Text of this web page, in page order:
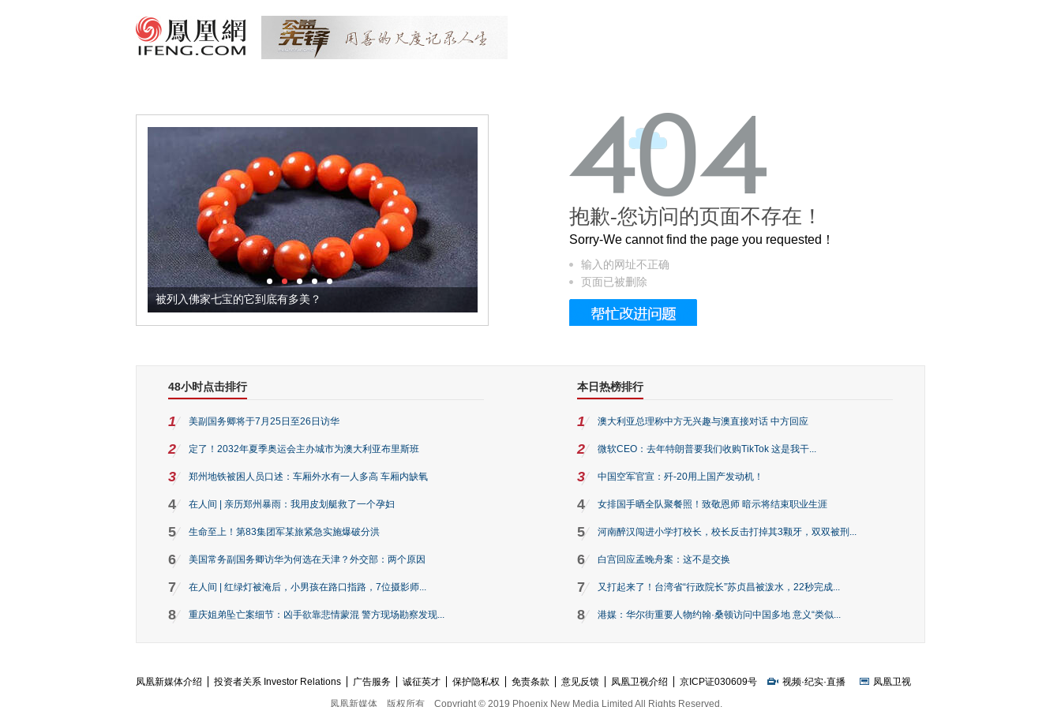
被列入佛家七宝的它到底有多美？ 这个3.2米的长卷，还原了600岁的紫禁城
抱歉-您访问的页面不存在！
Sorry-We cannot find the page you requested！
输入的网址不正确
页面已被删除
48小时点击排行
1 美副国务卿将于7月25日至26日访华
2 定了！2032年夏季奥运会主办城市为澳大利亚布里斯班
3 郑州地铁被困人员口述：车厢外水有一人多高 车厢内缺氧
4 在人间 | 亲历郑州暴雨：我用皮划艇救了一个孕妇
5 生命至上！第83集团军某旅紧急实施爆破分洪
6 美国常务副国务卿访华为何选在天津？外交部：两个原因
7 在人间 | 红绿灯被淹后，小男孩在路口指路，7位摄影师...
8 重庆姐弟坠亡案细节：凶手欲靠悲情蒙混 警方现场勘察发现...
本日热榜排行
1 澳大利亚总理称中方无兴趣与澳直接对话 中方回应
2 微软CEO：去年特朗普要我们收购TikTok 这是我干...
3 中国空军官宣：歼-20用上国产发动机！
4 女排国手晒全队聚餐照！致敬恩师 暗示将结束职业生涯
5 河南醉汉闯进小学打校长，校长反击打掉其3颗牙，双双被刑...
6 白宫回应孟晚舟案：这不是交换
7 又打起来了！台湾省“行政院长”苏贞昌被泼水，22秒完成...
8 港媒：华尔街重要人物约翰·桑顿访问中国多地 意义“类似...
凤凰新媒体介绍 投资者关系 Investor Relations 广告服务 诚征英才 保护隐私权 免责条款 意见反馈 凤凰卫视介绍 京ICP证030609号 视频·纪实·直播
凤凰卫视
凤凰新媒体
版权所有 Copyright © 2019 Phoenix New Media Limited All Rights Reserved.